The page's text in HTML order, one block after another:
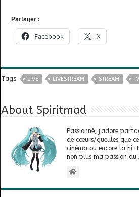
Partager :
Facebook X
Tags LIVE LIVESTREAM STREAM
About Spiritmad
Passionné, j'adore
de cœurs/gueules que
cinéma ou encore la hi-
non plus ma passion